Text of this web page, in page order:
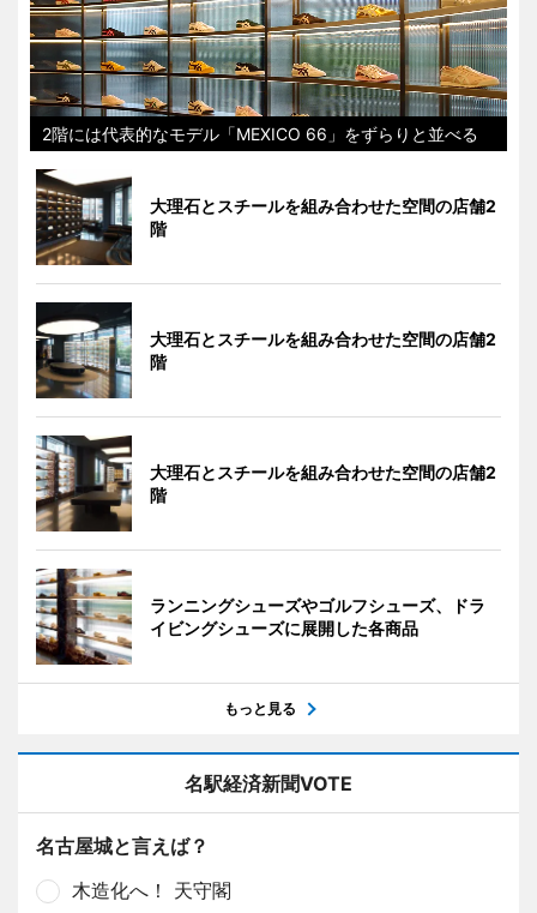
2階には代表的なモデル「MEXICO 66」をずらりと並べる
大理石とスチールを組み合わせた空間の店舗2
階
大理石とスチールを組み合わせた空間の店舗2
階
大理石とスチールを組み合わせた空間の店舗2
階
ランニングシューズやゴルフシューズ、ドラ
イビングシューズに展開した各商品
もっと見る
名駅経済新聞VOTE
名古屋城と言えば？
木造化へ！ 天守閣